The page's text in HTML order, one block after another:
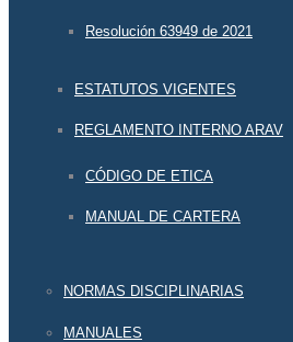
Resolución 63949 de 2021
ESTATUTOS VIGENTES
REGLAMENTO INTERNO ARAV
CÓDIGO DE ETICA
MANUAL DE CARTERA
NORMAS DISCIPLINARIAS
MANUALES